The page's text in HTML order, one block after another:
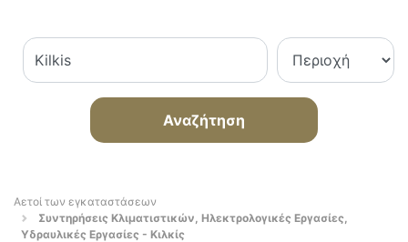
Αναζήτηση
Αετοί των εγκαταστάσεων
Συντηρήσεις Κλιματιστικών, Ηλεκτρολογικές Εργασίες,
Υδραυλικές Εργασίες - Κιλκίς